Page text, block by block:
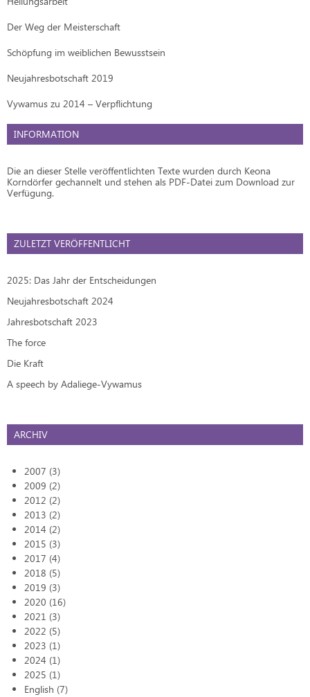
Der Weg der Meisterschaft
Schöpfung im weiblichen Bewusstsein
Neujahresbotschaft 2019
Vywamus zu 2014 – Verpflichtung
INFORMATION
Die an dieser Stelle veröffentlichten Texte wurden durch Keona
Korndörfer gechannelt und stehen als PDF-Datei zum Download zur
Verfügung.
ZULETZT VERÖFFENTLICHT
2025: Das Jahr der Entscheidungen
Neujahresbotschaft 2024
Jahresbotschaft 2023
The force
Die Kraft
A speech by Adaliege-Vywamus
ARCHIV
2007 (3)
2009 (2)
2012 (2)
2013 (2)
2014 (2)
2015 (3)
2017 (4)
2018 (5)
2019 (3)
2020 (16)
2021 (3)
2022 (5)
2023 (1)
2024 (1)
2025 (1)
English (7)